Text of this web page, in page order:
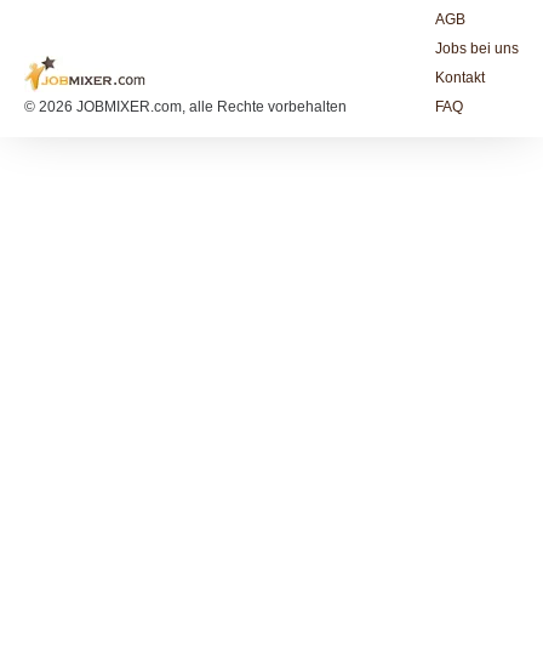
© 2026 JOBMIXER.com, alle Rechte vorbehalten
AGB
Jobs bei uns
Kontakt
FAQ